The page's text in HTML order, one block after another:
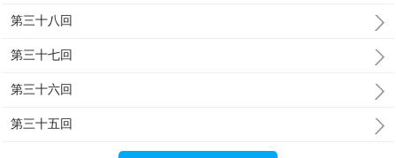
第三十八回
第三十七回
第三十六回
第三十五回